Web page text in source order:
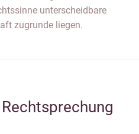
unterscheidbare
zugrunde liegen.